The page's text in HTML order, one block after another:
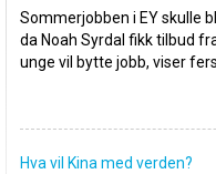
Sommerjobben i EY skulle
da Noah Syrdal fikk tilbud
unge vil bytte jobb, viser
Hva vil Kina med verden?